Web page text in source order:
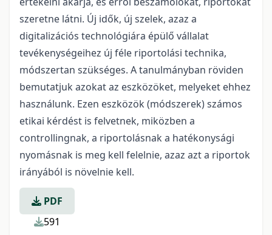
szeretne látni. Új idők, új szelek, azaz a
digitalizációs technológiára épülő vállalat
tevékenységeihez új féle riportolási technika,
módszertan szükséges. A tanulmányban röviden
bemutatjuk azokat az eszközöket, melyeket ehhez
használunk. Ezen eszközök (módszerek) számos
etikai kérdést is felvetnek, miközben a
controllingnak, a riportolásnak a hatékonysági
nyomásnak is meg kell felelnie, azaz azt a riportok
irányából is növelnie kell.
PDF
591